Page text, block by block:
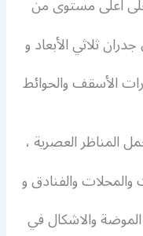
ثلاثي الأبعاد و
الأسقف والحوائط
المناظر العصرية ،
والفنادق و
والاشكال في